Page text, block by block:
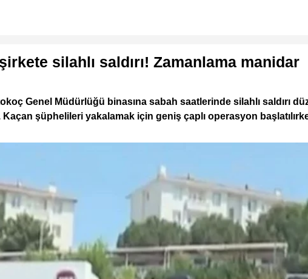
silahlı saldırı! Zamanlama manidar
Genel Müdürlüğü binasına sabah saatlerinde silahlı saldırı
şüphelileri yakalamak için geniş çaplı operasyon